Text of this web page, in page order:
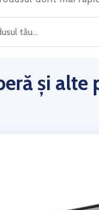
și alte